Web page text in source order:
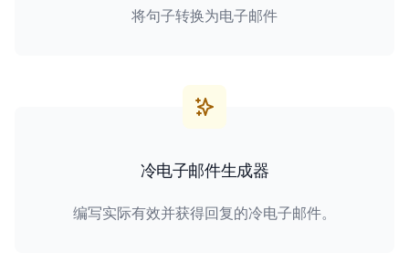
将句子转换为电子邮件
冷电子邮件生成器
编写实际有效并获得回复的冷电子邮件。